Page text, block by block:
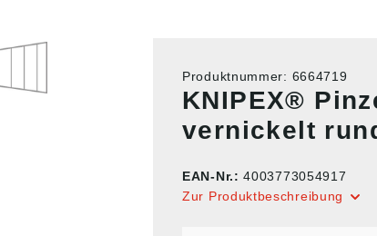
Produktnummer: 6664719
KNIPEX®
vernickelt
EAN-Nr.:4003773054917
Zur Produktbeschreibung